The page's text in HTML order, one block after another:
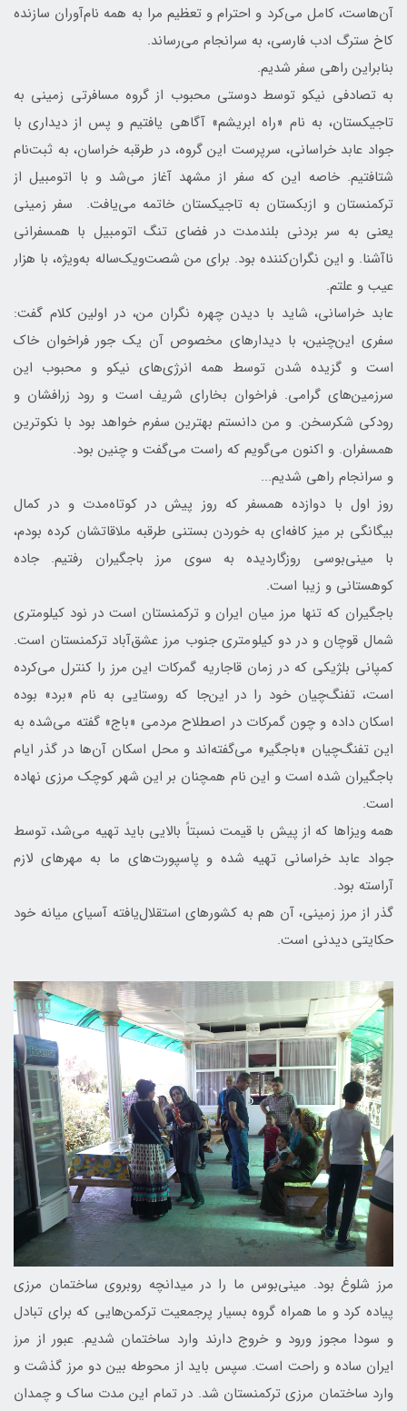
آن‌هاست، کامل می‌کرد و احترام و تعظیم مرا به همه نام‌آوران سازنده
کاخ سترگ ادب فارسی، به سرانجام می‌رساند.
بنابراین راهی سفر شدیم.
به تصادفی نیکو توسط دوستی محبوب از گروه مسافرتی زمینی به
تاجیکستان، به نام «راه ابریشم» آگاهی یافتیم و پس از دیداری با
جواد عابد خراسانی، سرپرست این گروه، در طرقبه خراسان، به ثبت‌نام
شتافتیم. خاصه این که سفر از مشهد آغاز می‌شد و با اتومبیل از
ترکمنستان و ازبکستان به تاجیکستان خاتمه می‌یافت. سفر زمینی
یعنی به سر بردنی بلندمدت در فضای تنگ اتومبیل با همسفرانی
ناآشنا. و این نگران‌کننده بود. برای من شصت‌ویک‌ساله به‌ویژه، با هزار
عیب و علتم.
عابد خراسانی، شاید با دیدن چهره نگران من، در اولین کلام گفت:
سفری این‌چنین، با دیدارهای مخصوص آن یک جور فراخوان خاک
است و گزیده شدن توسط همه انرژی‌های نیکو و محبوب این
سرزمین‌های گرامی. فراخوان بخارای شریف است و رود زرافشان و
رودکی شکرسخن. و من دانستم بهترین سفرم خواهد بود با نکوترین
همسفران. و اکنون می‌گویم که راست می‌گفت و چنین بود.
و سرانجام راهی شدیم...
روز اول با دوازده همسفر که روز پیش در کوتاه‌مدت و در کمال
بیگانگی بر میز کافه‌ای به خوردن بستنی طرقبه ملاقاتشان کرده بودم،
با مینی‌بوسی روزگاردیده به سوی مرز باجگیران رفتیم. جاده
کوهستانی و زیبا است.
باجگیران که تنها مرز میان ایران و ترکمنستان است در نود کیلومتری
شمال قوچان و در دو کیلومتری جنوب مرز عشق‌آباد ترکمنستان است.
کمپانی بلژیکی که در زمان قاجاریه گمرکات این مرز را کنترل می‌کرده
است، تفنگ‌چیان خود را در این‌جا که روستایی به نام «برد» بوده
اسکان داده و چون گمرکات در اصطلاح مردمی «باج» گفته می‌شده به
این تفنگ‌چیان «باجگیر» می‌گفته‌اند و محل اسکان آن‌ها در گذر ایام
باجگیران شده است و این نام همچنان بر این شهر کوچک مرزی نهاده
است.
همه ویزاها که از پیش با قیمت نسبتاً بالایی باید تهیه می‌شد، توسط
جواد عابد خراسانی تهیه شده و پاسپورت‌های ما به مهرهای لازم
آراسته بود.
گذر از مرز زمینی، آن هم به کشورهای استقلال‌یافته آسیای میانه خود
حکایتی دیدنی است.
مرز شلوغ بود. مینی‌بوس ما را در میدانچه روبروی ساختمان مرزی
پیاده کرد و ما همراه گروه بسیار پرجمعیت ترکمن‌هایی که برای تبادل
و سودا مجوز ورود و خروج دارند وارد ساختمان شدیم. عبور از مرز
ایران ساده و راحت است. سپس باید از محوطه بین دو مرز گذشت و
وارد ساختمان مرزی ترکمنستان شد. در تمام این مدت ساک و چمدان